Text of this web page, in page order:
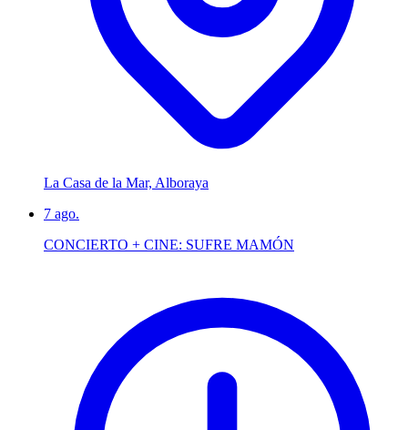
La Casa de la Mar, Alboraya
7 ago.
CONCIERTO + CINE: SUFRE MAMÓN